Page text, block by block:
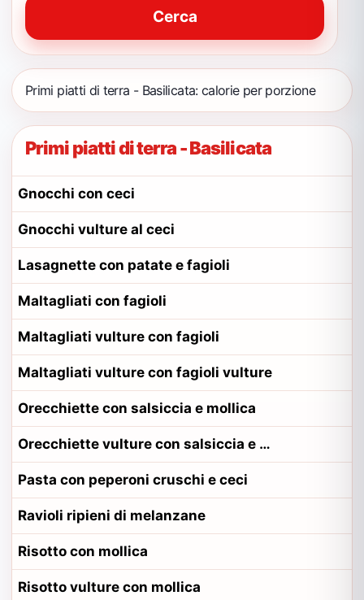
Cerca
Primi piatti di terra - Basilicata: calorie per porzione
Primi piatti di terra - Basilicata
Gnocchi con ceci
Gnocchi vulture al ceci
Lasagnette con patate e fagioli
Maltagliati con fagioli
Maltagliati vulture con fagioli
Maltagliati vulture con fagioli vulture
Orecchiette con salsiccia e mollica
Orecchiette vulture con salsiccia e mollica
Pasta con peperoni cruschi e ceci
Ravioli ripieni di melanzane
Risotto con mollica
Risotto vulture con mollica